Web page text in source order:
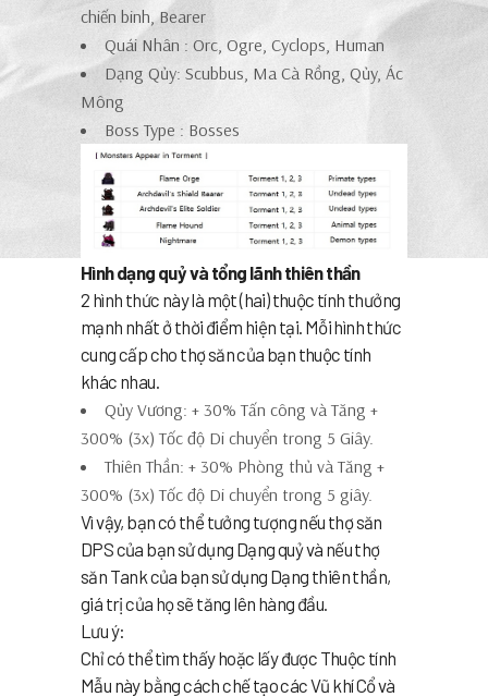
chiến binh, Bearer
Quái Nhân : Orc, Ogre, Cyclops, Human
Dạng Qủy: Scubbus, Ma Cà Rồng, Qủy, Ác
Mông
Boss Type : Bosses
Hình dạng quỷ và tổng lãnh thiên thần
2 hình thức này là một (hai) thuộc tính thưởng
mạnh nhất ở thời điểm hiện tại. Mỗi hình thức
cung cấp cho thợ săn của bạn thuộc tính
khác nhau.
Qủy Vương: + 30% Tấn công và Tăng +
300% (3x) Tốc độ Di chuyển trong 5 Giây.
Thiên Thần: + 30% Phòng thủ và Tăng +
300% (3x) Tốc độ Di chuyển trong 5 giây.
Vì vậy, bạn có thể tưởng tượng nếu thợ săn
DPS của bạn sử dụng Dạng quỷ và nếu thợ
săn Tank của bạn sử dụng Dạng thiên thần,
giá trị của họ sẽ tăng lên hàng đầu.
Lưu ý:
Chỉ có thể tìm thấy hoặc lấy được Thuộc tính
Mẫu này bằng cách chế tạo các Vũ khí Cổ và